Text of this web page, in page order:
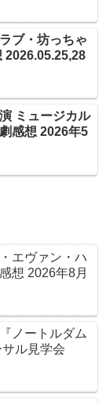
ブ・坊っちゃ
2026.05.25,28
ミュージカル
感想 2026年5
エヴァン・ハ
想 2026年8月
ノートルダム
ル見学会